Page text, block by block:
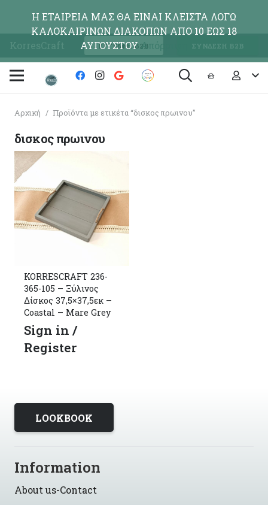
KorresCraft ΕΓΓΡΑΦΗ Β2Β ΣΥΝΔΕΣΗ Β2Β
Αρχική / Προϊόντα με ετικέτα “δισκος πρωινου”
δισκος πρωινου
KORRESCRAFT 236-
365-105 – Ξύλινος
Δίσκος 37,5×37,5εκ –
Coastal – Mare Grey
Sign in /
Register
LOOKBOOK
Information
About us-Contact
Η ΕΤΑΙΡΕΙΑ ΜΑΣ ΘΑ ΕΙΝΑΙ ΚΛΕΙΣΤΑ ΛΟΓΩ
ΚΑΛΟΚΑΙΡΙΝΩΝ ΔΙΑΚΟΠΩΝ ΑΠΟ 10 ΕΩΣ 18
ΑΥΓΟΥΣΤΟΥΑπόρριψη